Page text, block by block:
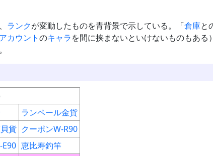
ランクが変動したものを青背景で示している。「倉庫と
アカウントのキャラを間に挟まないといけないものもある
ランペール金貨
貨 クーポンW-R90
E90 恵比寿釣竿